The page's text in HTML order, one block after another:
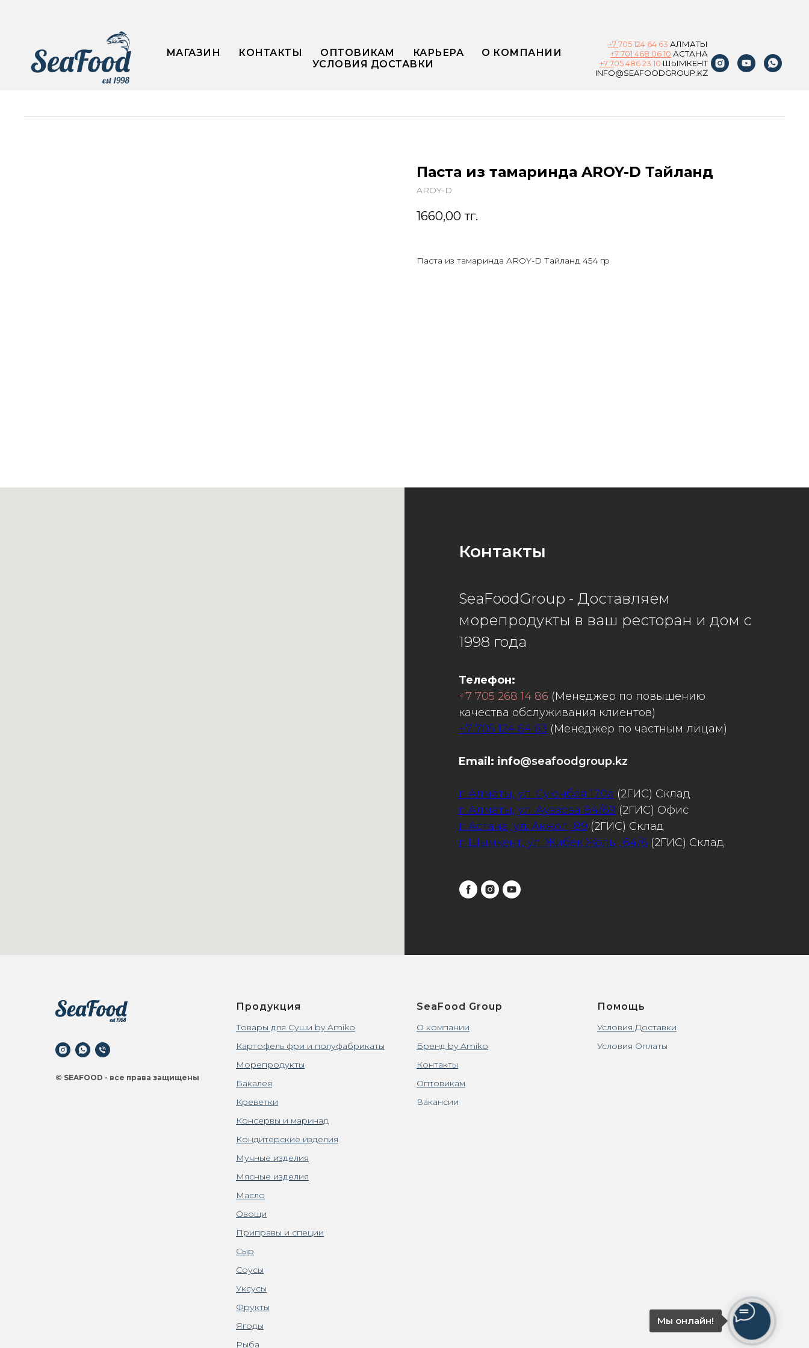
МАГАЗИН КОНТАКТЫ ОПТОВИКАМ КАРЬЕРА
О КОМПАНИИ
УСЛОВИЯ ДОСТАВКИ
+7705 124 64 63 АЛМАТЫ
+7 701 468 06 10 АСТАНА
+7 705 486 23 10 ШЫМКЕНТ
INFO@SEAFOODGROUP.KZ
Мы онлайн!
Паста из тамаринда AROY-D Тайланд
AROY-D
1660,00 тг.
Паста из тамаринда AROY-D Тайланд 454 гр
Контакты
SeaFoodGroup - Доставляем
морепродукты в ваш ресторан и дом с
1998 года
Телефон:
+7 705 268 14 86 (Менеджер по повышению
качества обслуживания клиентов)
+7 705 124 64 63 (Менеджер по частным лицам)
Email: info@seafoodgroup.kz
г. Алматы, ул. Суюнбая 170а (2ГИС) Склад
г. Алматы, ул. Ауэзова 84/69 (2ГИС) Офис
г. Астана, ул. Акжол, 89 (2ГИС) Склад
г. Шымкент, ул. Жибек Жолы, 64/6 (2ГИС) Склад
© SEAFOOD - все права защищены
Продукция
Товары для Суши by Amiko
Картофель фри и полуфабрикаты
Морепродукты
Бакалея
Креветки
Консервы и маринад
Кондитерские изделия
Мучные изделия
Мясные изделия
Масло
Овощи
Приправы и специи
Сыр
Соусы
Уксусы
Фрукты
Ягоды
Рыба
SeaFood Group
О компании
Бренд by Amiko
Контакты
Оптовикам
Вакансии
Помощь
Условия Доставки
Условия Оплаты